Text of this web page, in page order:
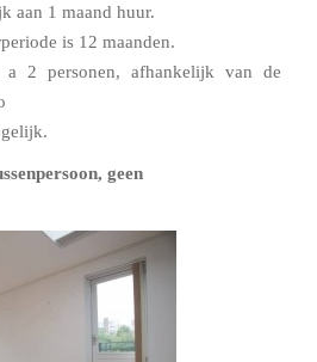
aan 1 maand huur.
is 12 maanden.
2 personen, afhankelijk van de
geen